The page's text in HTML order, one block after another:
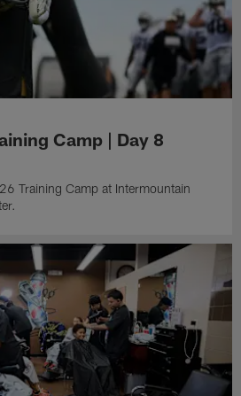
Camp | Day 8
Training Camp at Intermountain